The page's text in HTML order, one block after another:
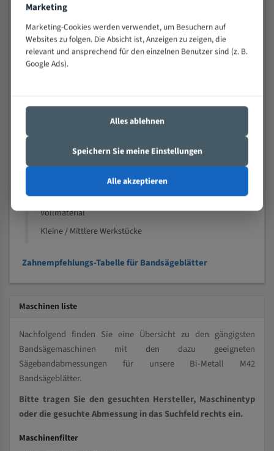
Technische Beschreibung:
Positiver Spanwinkel
Bandkörper aus hochlegiertem Federstahl
Nichteisenmetalle
Speziell entwickelt für Profile / Rohre
Vollmaterial
Kleine / Mittlere Werkstücke
Zahnempfehlungs-Tabelle für Bandsägeblätter
Maschinen liste
Nachfolgend finden Sie eine Übersicht zu den gängigsten
Bandsägemaschinen mit den dazu geeigneten
Sägebandabmessungen für unsere Bi-Metall M42
Bandsägeblätter.
Bitte tragen Sie den gesuchten Hersteller, Maschinentyp
oder die gesuchte Abmessung in das Suchfeld rechts ein.
Maschinenfilter
Marketing
Marketing-Cookies werden verwendet, um Besuchern auf
Websites zu folgen. Die Absicht ist, Anzeigen zu zeigen, die
relevant und ansprechend für den einzelnen Benutzer sind (z. B.
Google Ads).
Alles ablehnen
Speichern Sie meine Einstellungen
Alle akzeptieren